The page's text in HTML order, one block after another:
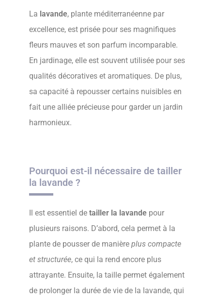
La lavande, plante méditerranéenne par
excellence, est prisée pour ses magnifiques
fleurs mauves et son parfum incomparable.
En jardinage, elle est souvent utilisée pour ses
qualités décoratives et aromatiques. De plus,
sa capacité à repousser certains nuisibles en
fait une alliée précieuse pour garder un jardin
harmonieux.
Pourquoi est-il nécessaire de tailler
la lavande ?
Il est essentiel de tailler la lavande pour
plusieurs raisons. D’abord, cela permet à la
plante de pousser de manière plus compacte
et structurée, ce qui la rend encore plus
attrayante. Ensuite, la taille permet également
de prolonger la durée de vie de la lavande, qui